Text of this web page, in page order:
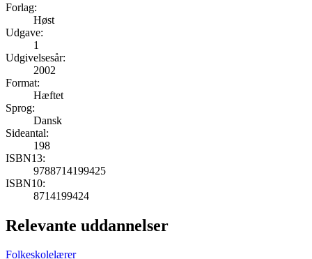
Forlag:
Høst
Udgave:
1
Udgivelsesår:
2002
Format:
Hæftet
Sprog:
Dansk
Sideantal:
198
ISBN13:
9788714199425
ISBN10:
8714199424
Relevante uddannelser
Folkeskolelærer